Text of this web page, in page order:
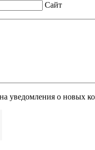
Сайт
уведомления о новых